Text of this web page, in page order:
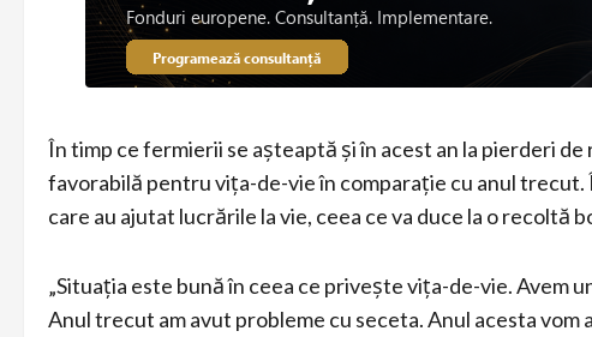
În timp ce fermierii se așteaptă și în acest an la pierderi
favorabilă pentru vița-de-vie în comparație cu anul
care au ajutat lucrările la vie, ceea ce va duce la o recoltă
„Situația este bună în ceea ce privește vița-de-vie. Avem
Anul trecut am avut probleme cu seceta. Anul acesta